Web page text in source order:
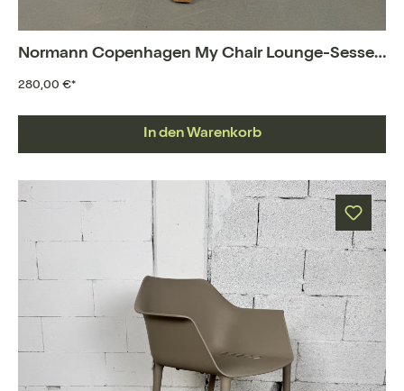
Normann Copenhagen My Chair Lounge-Sessel in Eiche
280,00 €*
In den Warenkorb